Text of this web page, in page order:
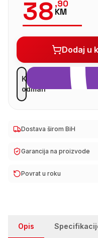
38,90
KM
Dodaj u
Kupi
odmah
Dostava širom BiH
Garancija na proizvode
Povrat u roku
Opis